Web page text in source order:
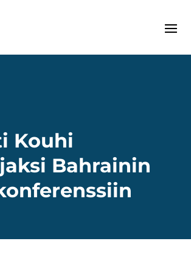
Kouhi
Bahrainin